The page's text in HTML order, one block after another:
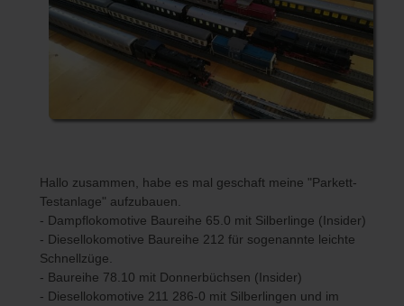
Hallo zusammen, habe es mal geschaft meine "Parkett-
Testanlage" aufzubauen.
- Dampflokomotive Baureihe 65.0 mit Silberlinge (Insider)
- Diesellokomotive Baureihe 212 für sogenannte leichte
Schnellzüge.
- Baureihe 78.10 mit Donnerbüchsen (Insider)
- Diesellokomotive 211 286-0 mit Silberlingen und im